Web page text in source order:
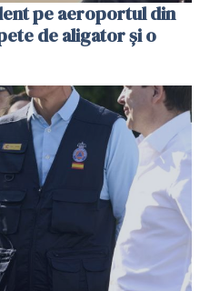
pe aeroportul din
de aligator și o